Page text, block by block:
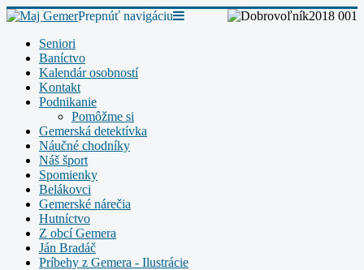
Prepnúť navigáciu
Seniori
Baníctvo
Kalendár osobností
Kontakt
Podnikanie
Pomôžme si
Gemerská detektívka
Náučné chodníky
Náš šport
Spomienky
Belákovci
Gemerské nárečia
Hutníctvo
Z obcí Gemera
Ján Bradáč
Príbehy z Gemera - Ilustrácie